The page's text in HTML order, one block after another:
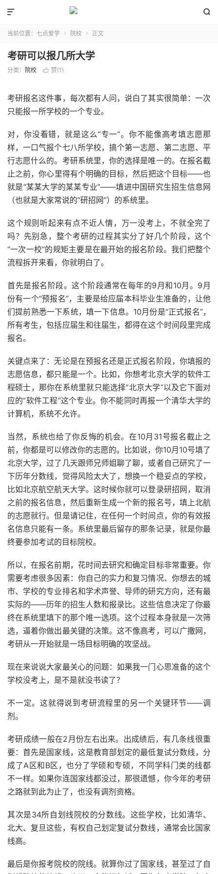


当前位置： 七点爱学  院校  正文
考研可以报几所大学
分类： 院校  赞(1 )
考研报名这件事，每次都有人问，说白了其实很简单：一次
只能报一所学校的一个专业。
对，你没看错，就是这么“专一”。你不能像高考填志愿那
样，一口气报个七八所学校，搞个第一志愿、第二志愿、平
行志愿什么的。考研系统里，你的选择是唯一的。在报名截
止之前，你心里得有个明确的目标，然后把这个目标——也
就是“某某大学的某某专业”——填进中国研究生招生信息网
（也就是大家常说的“研招网”）的系统里。
这个规则听起来有点不近人情，万一没考上，不就全完了
吗？先别急，整个考研的过程其实分了好几个阶段，这个
“一次一校”的规矩主要是在最开始的报名阶段。我们把整个
流程拆开来看，你就明白了。
首先是报名阶段。这个阶段通常在每年的9月和10月。9月
份有一个“预报名”，主要是给应届本科毕业生准备的，让他
们提前熟悉一下系统，填一下信息。10月份是“正式报名”，
所有考生，包括应届生和往届生，都得在这个时间段里完成
报名。
关键点来了：无论是在预报名还是正式报名阶段，你填报的
志愿信息，都只能是一个。比如，你想考北京大学的软件工
程硕士，那你在系统里就只能选择“北京大学”以及它下面对
应的“软件工程”这个专业。你不能同时再报一个清华大学的
计算机，系统不允许。
当然，系统也给了你反悔的机会。在10月31号报名截止之
前，你都是可以修改你的志愿的。比如说，你10月10号填了
北京大学，过了几天跟师兄师姐聊了聊，或者自己研究了一
下历年分数线，觉得风险太大了，想换一个稳妥点的学校，
比如北京航空航天大学。这时候你就可以登录研招网，取消
之前的报名信息，然后重新生成一个新的报名号，填上北航
的志愿就行。但是请记住，在任何一个时间点，你的有效报
名信息只能有一条。系统里最后留存的那条记录，就是你最
终要参加考试的目标院校。
所以，在报名前期，花时间去研究和确定目标非常重要。你
需要考虑很多因素：你自己的实力和复习情况、你想去的城
市、学校的专业排名和学术声誉、导师的研究方向，还有最
实际的——历年的招生人数和报录比。这些信息决定了你最
终在系统里填下的那个唯一选项。这个过程本身就是一次筛
选，逼着你做出最关键的决策。这不像高考，可以广撒网，
考研从一开始就是一场目标明确的攻坚战。
现在来说说大家最关心的问题：如果我一门心思准备的这个
学校没考上，是不是就没书读了？
不一定。这就得说到考研流程里的另一个关键环节——调
剂。
考研成绩一般在2月份左右出来。出成绩后，有几条线很重
要：首先是国家线，这是教育部划定的最低复试分数线，分
成了A区和B区，也分了学硕和专硕，不同学科门类的线都
不一样。如果你连国家线都没过，那很遗憾，你今年的考研
之路就到此为止了，也没有调剂资格。
其次是34所自划线院校的分数线。这些学校，比如清华、
北大、复旦这些，有权自己划定复试分数线，通常会比国家
线高。
最后是你报考院校的院线。就算你过了国家线，甚至过了自